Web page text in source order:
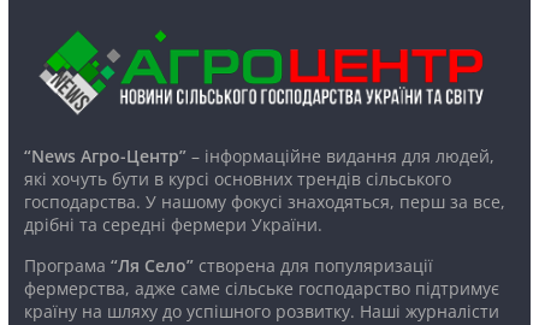
“News Агро-Центр”– інформаційне видання для людей,
які хочуть бути в курсі основних трендів сільського
господарства. У нашому фокусі знаходяться, перш за все,
дрібні та середні фермери України.
Програма “Ля Село”створена для популяризації
фермерства, адже саме сільське господарство підтримує
країну на шляху до успішного розвитку. Наші журналісти